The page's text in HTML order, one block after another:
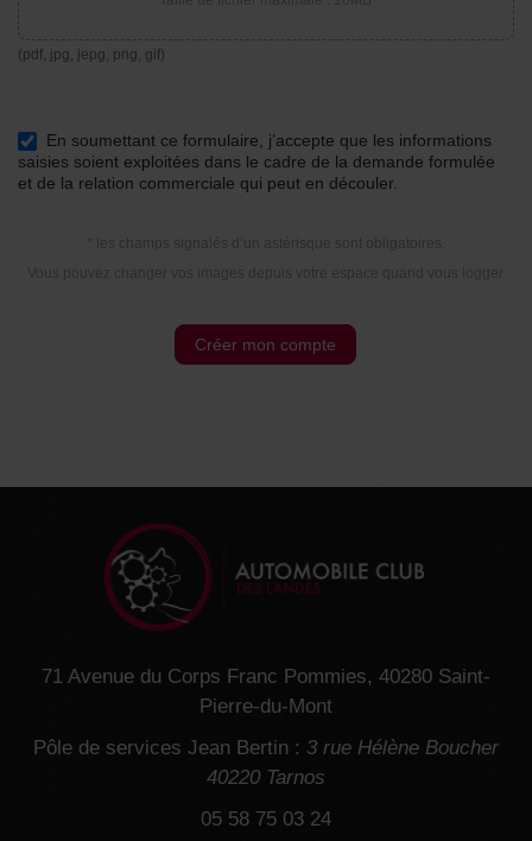
(pdf, jpg, jepg, png, gif)
En soumettant ce formulaire, j’accepte que les informations
saisies soient exploitées dans le cadre de la demande formulée
et de la relation commerciale qui peut en découler.
* les champs signalés d’un astérisque sont obligatoires.
Vous pouvez changer vos images depuis votre espace quand vous logger
Créer mon compte
71 Avenue du Corps Franc Pommies, 40280 Saint-
Pierre-du-Mont
Pôle de services Jean Bertin : 3 rue Hélène Boucher
40220 Tarnos
05 58 75 03 24